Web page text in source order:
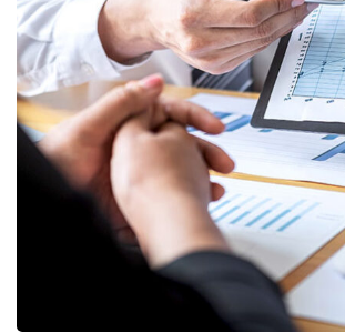
Data Analytics
STARTUP/ STRATEGY